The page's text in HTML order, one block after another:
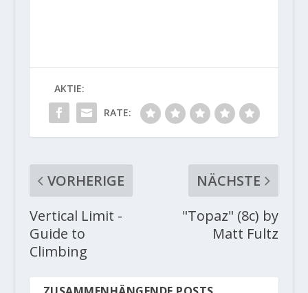
AKTIE:
RATE:
VORHERIGE
Vertical Limit -
Guide to
Climbing
NÄCHSTE
"Topaz" (8c) by
Matt Fultz